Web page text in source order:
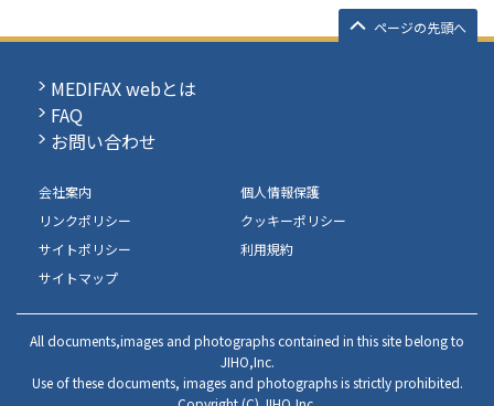
ページの先頭へ
MEDIFAX webとは
FAQ
お問い合わせ
会社案内
個人情報保護
リンクポリシー
クッキーポリシー
サイトポリシー
利用規約
サイトマップ
All documents,images and photographs contained in this site belong to
JIHO,Inc.
Use of these documents, images and photographs is strictly prohibited.